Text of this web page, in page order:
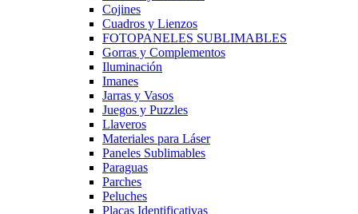
Cojines
Cuadros y Lienzos
FOTOPANELES SUBLIMABLES
Gorras y Complementos
Iluminación
Imanes
Jarras y Vasos
Juegos y Puzzles
Llaveros
Materiales para Láser
Paneles Sublimables
Paraguas
Parches
Peluches
Placas Identificativas